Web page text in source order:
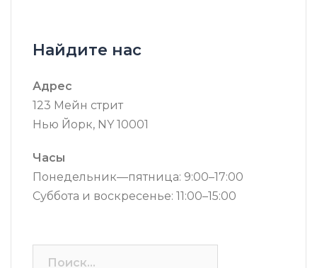
Найдите нас
Адрес
123 Мейн стрит
Нью Йорк, NY 10001
Часы
Понедельник—пятница: 9:00–17:00
Суббота и воскресенье: 11:00–15:00